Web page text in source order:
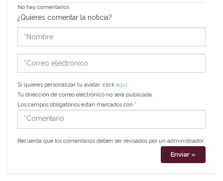
No hay comentarios
¿Quieres comentar la noticia?
electrónico
Si quieres personalizar tu avatar, click aquí.
Tu dirección de correo electrónico no será publicada.
Los campos obligatorios están marcados con *
*Comentario
Recuerda que los comentarios deben ser revisados por un administrador.